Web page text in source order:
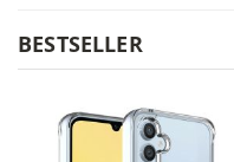
BESTSELLER